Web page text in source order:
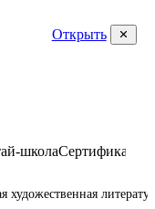
Открыть
школаСертификаты
художественная